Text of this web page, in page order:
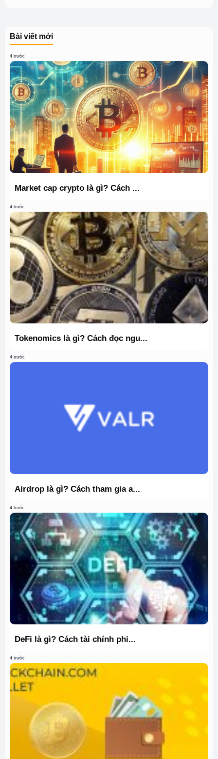
Bài viết mới
4 trước
Market cap crypto là gì? Cách ...
4 trước
Tokenomics là gì? Cách đọc ngu...
4 trước
Airdrop là gì? Cách tham gia a...
4 trước
DeFi là gì? Cách tài chính phi...
4 trước